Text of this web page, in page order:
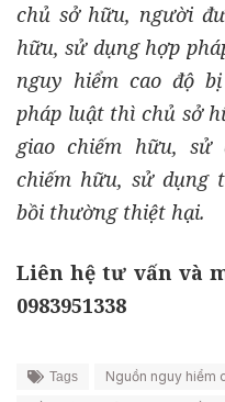
chủ sở hữu, người
hữu, sử dụng hợp
nguy hiểm cao độ
pháp luật thì chủ sở
giao chiếm hữu, sử
chiếm hữu, sử dụng
bồi thường thiệt hại.
Liên hệ tư vấn và
0983951338
Tags Nguồn nguy hiểm